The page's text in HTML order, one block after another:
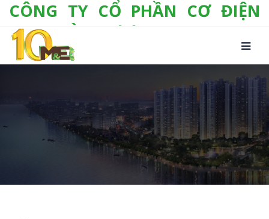
CÔNG TY CỔ PHẦN CƠ ĐIỆN
LẠNH VÀ THƯƠNG MẠI M&E
Số 10/357 Tam Trinh, P. Hoàng Văn Thụ, Q.
Hoàng Mai, TP. Hà Nội
Fax: +(84-24) 3 632 1297
Email: info@megroup.vn Website: www.megroup.vn